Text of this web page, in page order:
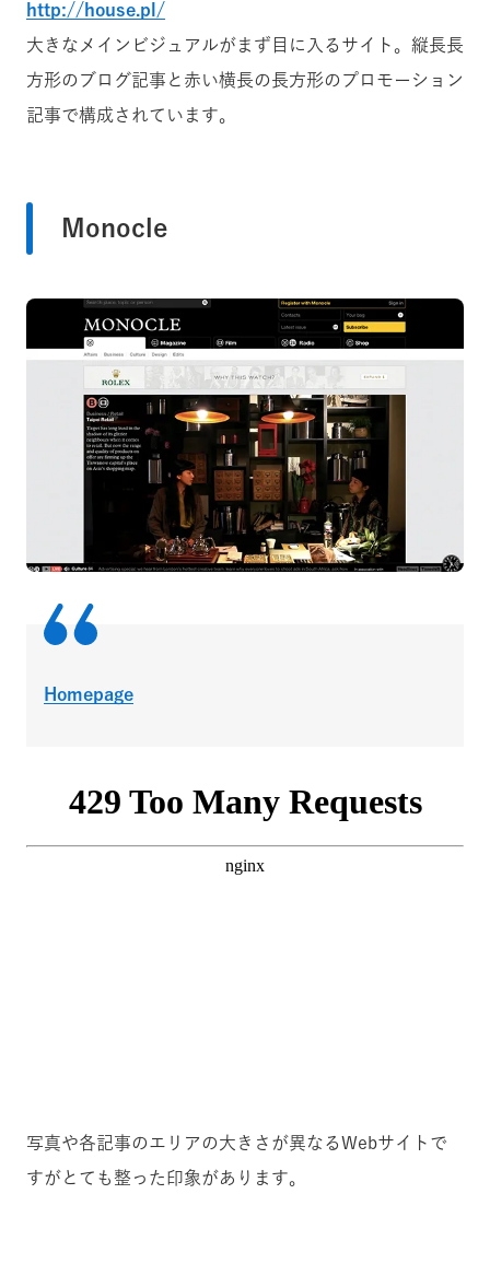
http://house.pl/
大きなメインビジュアルがまず目に入るサイト。縦長長
方形のブログ記事と赤い横長の長方形のプロモーション
記事で構成されています。
Monocle
Homepage
写真や各記事のエリアの大きさが異なるWebサイトで
すがとても整った印象があります。